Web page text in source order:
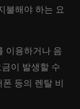
불해야 하는 요
이용하거나 음
이 발생할 수
등의 렌탈 비